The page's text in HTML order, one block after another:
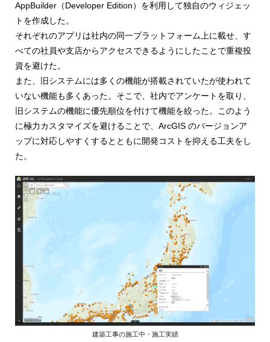
AppBuilder（Developer Edition）を利用して独自のウィジェッ
トを作成した。
それぞれのアプリは社内の同一プラットフォーム上に載せ、す
べての社員や支店からアクセスできるようにしたことで重複投
資を避けた。
また、旧システムには多くの機能が搭載されていたが使われて
いない機能も多くあった。そこで、社内でアンケートを取り、
旧システムの機能に優先順位を付けて機能を絞った。このよう
に極力カスタマイズを避けることで、ArcGIS のバージョンア
ップに対応しやすくするとともに開発コストを抑える工夫をし
た。
建築工事の施工中・施工実績